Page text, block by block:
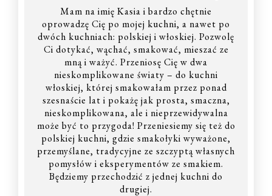
Mam na imię Kasia i bardzo chętnie
oprowadzę Cię po mojej kuchni, a nawet po
dwóch kuchniach: polskiej i włoskiej. Pozwolę
Ci dotykać, wąchać, smakować, mieszać ze
mną i ważyć. Przeniosę Cię w dwa
nieskomplikowane światy – do kuchni
włoskiej, której smakowałam przez ponad
szesnaście lat i pokażę jak prosta, smaczna,
nieskomplikowana, ale i nieprzewidywalna
może być to przygoda! Przeniesiemy się też do
polskiej kuchni, gdzie smakołyki wyważone,
przemyślane, tradycyjne ze szczyptą własnych
pomysłów i eksperymentów ze smakiem.
Będziemy przechodzić z jednej kuchni do
drugiej.